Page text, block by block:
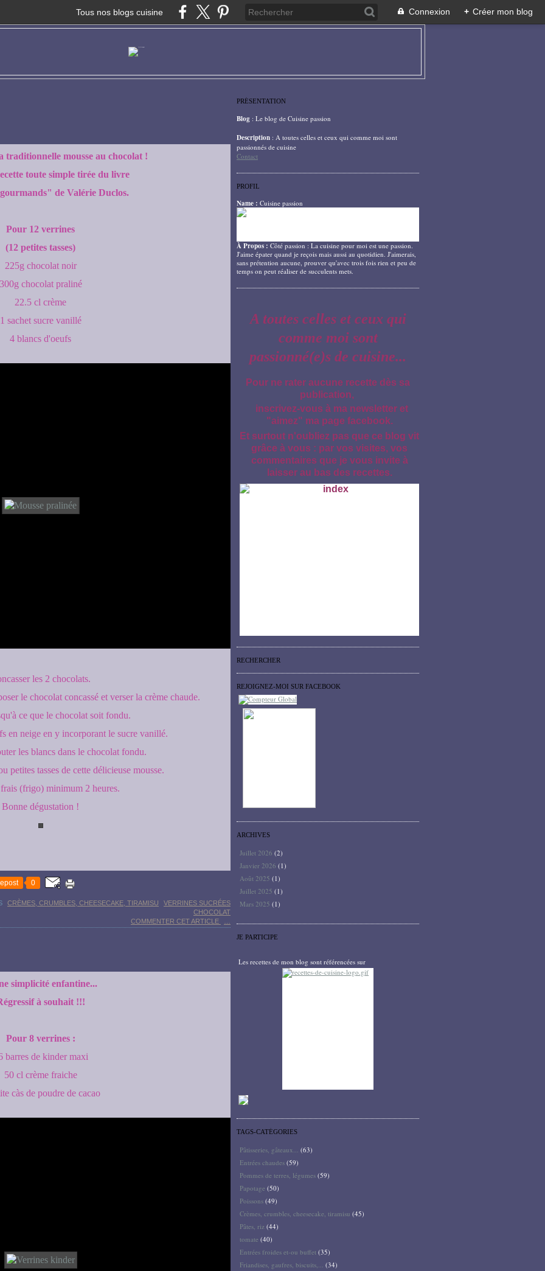
Tous nos blogs cuisine Connexion + Créer mon blog
traditionnelle mousse au chocolat !
toute simple tirée du livre
de Valérie Duclos.
Pour 12 verrines
(12 petites tasses)
225g chocolat noir
chocolat praliné
22.5 cl crème
1 sachet sucre vanillé
4 blancs d'oeufs
les 2 chocolats.
le chocolat concassé et verser la crème chaude.
ce que le chocolat soit fondu.
en neige en y incorporant le sucre vanillé.
les blancs dans le chocolat fondu.
petites tasses de cette délicieuse mousse.
(frigo) minimum 2 heures.
Bonne dégustation !
0
CRÈMES, CRUMBLES, CHEESECAKE, TIRAMISU
VERRINES SUCRÉES
CHOCOLAT
COMMENTER CET ARTICLE
simplicité enfantine...
à souhait !!!
Pour 8 verrines :
barres de kinder maxi
50 cl crème fraiche
càs de poudre de cacao
PRÉSENTATION
Blog : Le blog de Cuisine passion
Description : A toutes celles et ceux qui comme moi sont
passionnés de cuisine
Contact
PROFIL
Name : Cuisine passion
À Propos : Côté passion : La cuisine pour moi est une passion.
J'aime épater quand je reçois mais aussi au quotidien. J'aimerais,
sans prétention aucune, prouver qu'avec trois fois rien et peu de
temps on peut réaliser de succulents mets.
A toutes celles et ceux qui
comme moi sont
passionné(e)s de cuisine...
Pour ne rater aucune recette dès sa
publication,
inscrivez-vous à ma newsletter et
"aimez" ma page facebook.
Et surtout n'oubliez pas que ce blog vit
grâce à vous : par vos visites, vos
commentaires que je vous invite à
laisser au bas des recettes.
RECHERCHER
REJOIGNEZ-MOI SUR FACEBOOK
ARCHIVES
Juillet 2026 (2)
Janvier 2026 (1)
Août 2025 (1)
Juillet 2025 (1)
Mars 2025 (1)
JE PARTICIPE
Les recettes de mon blog sont référencées sur
TAGS-CATÉGORIES
Pâtisseries, gâteaux... (63)
Entrées chaudes (59)
Pommes de terres, légumes (59)
Papotage (50)
Poissons (49)
Crèmes, crumbles, cheesecake, tiramisu (45)
Pâtes, riz (44)
tomate (40)
Entrées froides et-ou buffet (35)
Friandises, gaufres, biscuits,... (34)